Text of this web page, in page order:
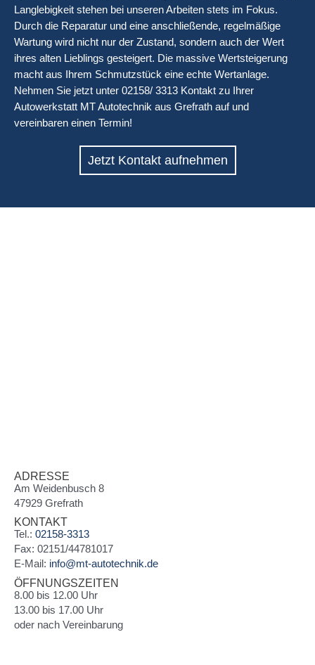
Langlebigkeit stehen bei unseren Arbeiten stets im Fokus.
Durch die Reparatur und eine anschließende, regelmäßige
Wartung wird nicht nur der Zustand, sondern auch der Wert
ihres alten Lieblings gesteigert. Die massive Wertsteigerung
macht aus Ihrem Schmutzstück eine echte Wertanlage.
Nehmen Sie jetzt unter 02158/ 3313 Kontakt zu Ihrer
Autowerkstatt MT Autotechnik aus Grefrath auf und
vereinbaren einen Termin!
Jetzt Kontakt aufnehmen
ADRESSE
Am Weidenbusch 8
47929 Grefrath
KONTAKT
Tel.: 02158-3313
Fax: 02151/44781017
E-Mail: info@mt-autotechnik.de
ÖFFNUNGSZEITEN
8.00 bis 12.00 Uhr
13.00 bis 17.00 Uhr
oder nach Vereinbarung